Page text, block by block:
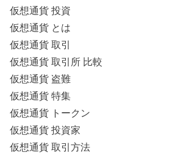
仮想通貨 投資
仮想通貨 とは
仮想通貨 取引
仮想通貨 取引所 比較
仮想通貨 盗難
仮想通貨 特集
仮想通貨 トークン
仮想通貨 投資家
仮想通貨 取引方法